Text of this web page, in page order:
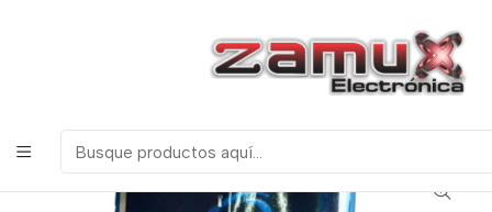
ELECTRONICOS, ROBOTICA & TECNOLOGIA
Productos Miscelanea
Varios
EXTENSION 6FT 1.82MT